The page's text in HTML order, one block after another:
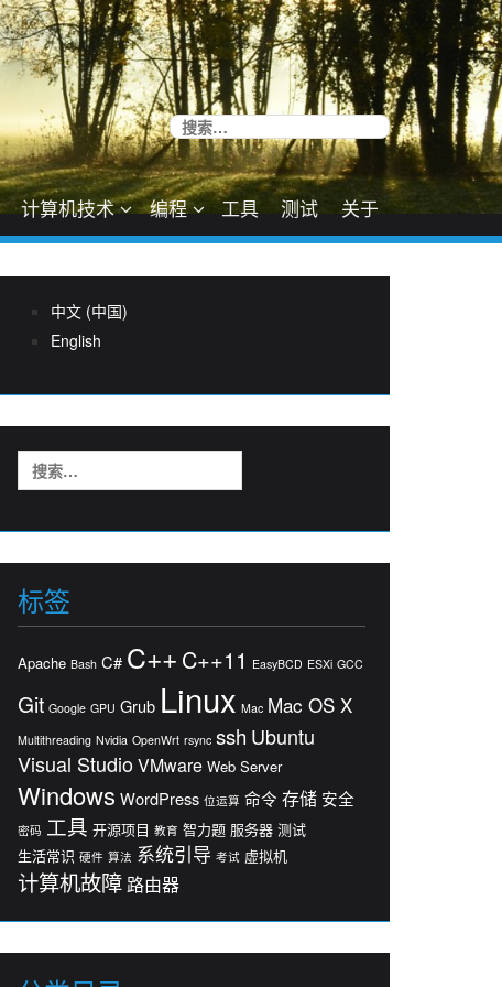
搜
索：
计算机技术 编程 工具 测试 关于
中文 (中国)
English
索：
标签
Apache Bash C# C++ C++11 EasyBCD ESXi GCC
Git Google GPU Grub Linux Mac Mac OS X
Multithreading Nvidia OpenWrt rsync ssh Ubuntu
Visual StudioVMware Web Server
Windows WordPress 位运算 命令 存储 安全
密码 工具 开源项目 教育 智力题 服务器 测试
生活常识 硬件 算法 系统引导 考试 虚拟机
计算机故障 路由器